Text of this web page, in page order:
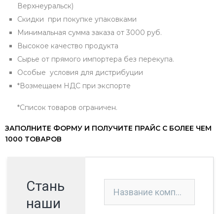
Верхнеуральск)
Скидки при покупке упаковками
Минимальная сумма заказа от 3000 руб.
Высокое качество продукта
Сырье от прямого импортера без перекупа.
Особые условия для дистрибуции
*Возмещаем НДС при экспорте
*Список товаров ограничен.
ЗАПОЛНИТЕ ФОРМУ И ПОЛУЧИТЕ ПРАЙС С БОЛЕЕ ЧЕМ
1000 ТОВАРОВ